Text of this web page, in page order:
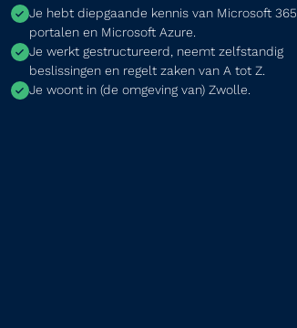
Je hebt diepgaande kennis van Microsoft 365
portalen en Microsoft Azure.
Je werkt gestructureerd, neemt zelfstandig
beslissingen en regelt zaken van A tot Z.
Je woont in (de omgeving van) Zwolle.